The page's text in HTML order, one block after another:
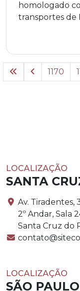
homologado
transportes de
1170
LOCALIZAÇÃO
SANTA
Av. Tiradentes,
2º Andar, Sala
Santa Cruz do
LOCALIZAÇÃO
SÃO PAULO